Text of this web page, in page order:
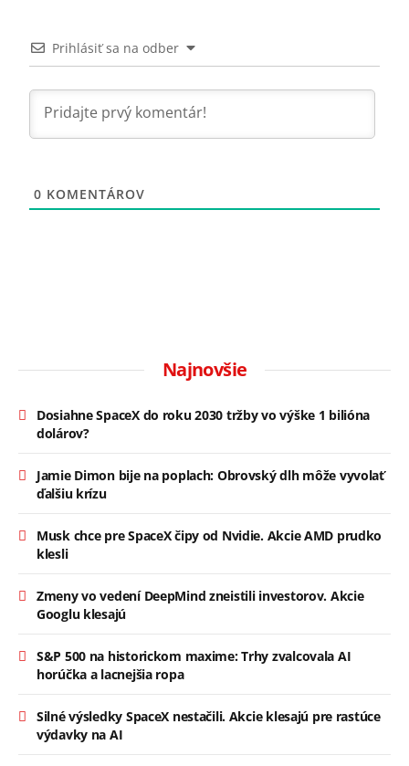
Prihlásiť sa na odber
0 KOMENTÁROV
Najnovšie
Dosiahne SpaceX do roku 2030 tržby vo výške 1 bilióna
dolárov?
Jamie Dimon bije na poplach: Obrovský dlh môže vyvolať
ďalšiu krízu
Musk chce pre SpaceX čipy od Nvidie. Akcie AMD prudko
klesli
Zmeny vo vedení DeepMind zneistili investorov. Akcie
Googlu klesajú
S&P 500 na historickom maxime: Trhy zvalcovala AI
horúčka a lacnejšia ropa
Silné výsledky SpaceX nestačili. Akcie klesajú pre rastúce
výdavky na AI